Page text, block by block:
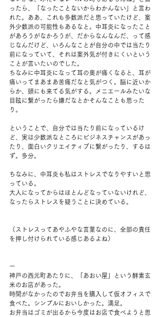
ったら、「なったことないからわかんない」と言わ
れた。ああ、これも多数派だと思っていたけど、案
外少数派の可能性もあるなと。中耳炎になったこと
があろうがなかろうが、だからなんなんだ、って感
じなんだけど、いろんなことが自分の中では当たり
前になっていて、それは案外気が付きにくいという
ことが言いたいのでした。
ちなみに中耳炎になって耳の奥が痛くなると、耳が
痛いってまあまあ苦痛だなと気がつく。脳に近いか
らか、頭にも来てる気がする。メニエールみたいな
目眩に繋がったら嫌だなとかそんなことも思った
り。
ということで、自分では当たり前になっているけ
ど、実は少数派なところにビジネスチャンスがあっ
たり、面白いクリエイティブに繋がったり、するは
ず。多分。
ちなみに、中耳炎も私はストレスでなりやすいと思
っている。
大人になってからはほとんどなっていないけれど、
なったらストレスを疑うことに決めている。
（ストレスってあやふやな言葉なのに、全部の責任
を押し付けられている感じあるよね）
ー
神戸の西元町あたりに、「あおい屋」という酵素玄
米のお店があった。
時間がなかったのでお弁当を購入して仮オフィスで
食べた。シンプルにおいしかった。満足。
お弁当はゴミが出るから今度はお店で食べようと思